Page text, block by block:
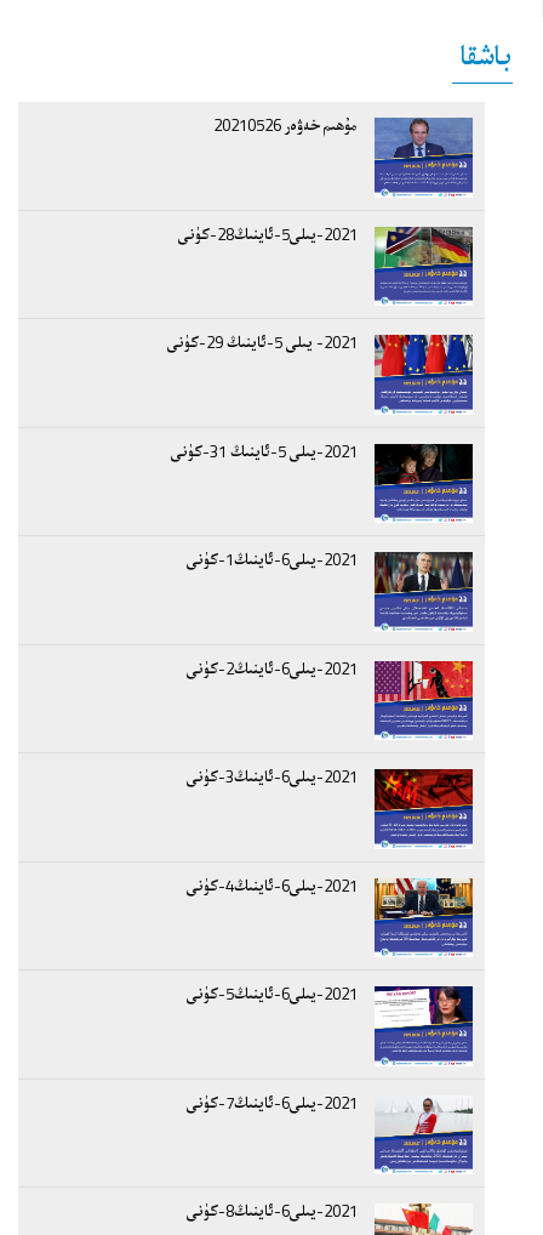
باشقا
مۇھىم خەۋەر 20210526
2021-يىلى5-ئاينىڭ28-كۈنى
2021- يىلى 5-ئاينىڭ 29-كۈنى
2021-يىلى 5-ئاينىڭ 31-كۈنى
2021-يىلى6-ئاينىڭ1-كۈنى
2021-يىلى6-ئاينىڭ2-كۈنى
2021-يىلى6-ئاينىڭ3-كۈنى
2021-يىلى6-ئاينىڭ4-كۈنى
2021-يىلى6-ئاينىڭ5-كۈنى
2021-يىلى6-ئاينىڭ7-كۈنى
2021-يىلى6-ئاينىڭ8-كۈنى